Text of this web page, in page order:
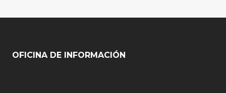
OFICINA DE INFORMACIÓN